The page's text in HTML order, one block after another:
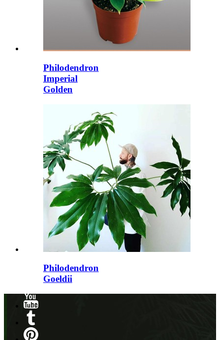
Philodendron
Imperial
Golden
Philodendron
Goeldii